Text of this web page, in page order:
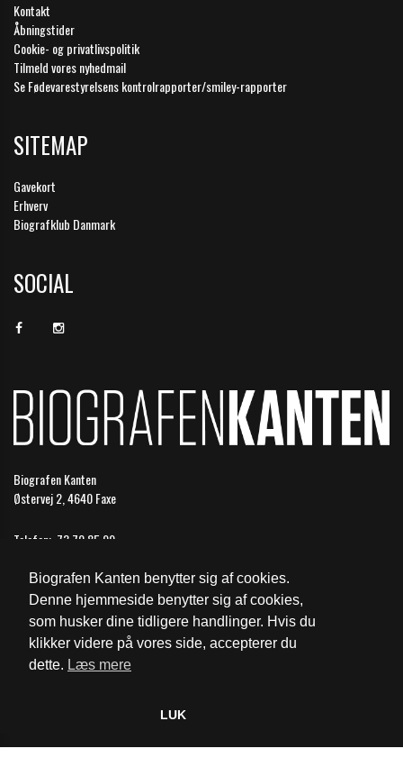
Biografen Kanten benytter sig af cookies.
Denne hjemmeside benytter sig af cookies,
som husker dine tidligere handlinger. Hvis du
klikker videre på vores side, accepterer du
dette. Læs mere
LUK
Kontakt
Åbningstider
Cookie- og privatlivspolitik
Tilmeld vores nyhedmail
Se Fødevarestyrelsens kontrolrapporter/smiley-rapporter
SITEMAP
Gavekort
Erhverv
Biografklub Danmark
SOCIAL
Biografen Kanten
Østervej 2, 4640 Faxe
Telefon: 73 70 85 99
Åbningstider
Cookie- og privatlivspolitik